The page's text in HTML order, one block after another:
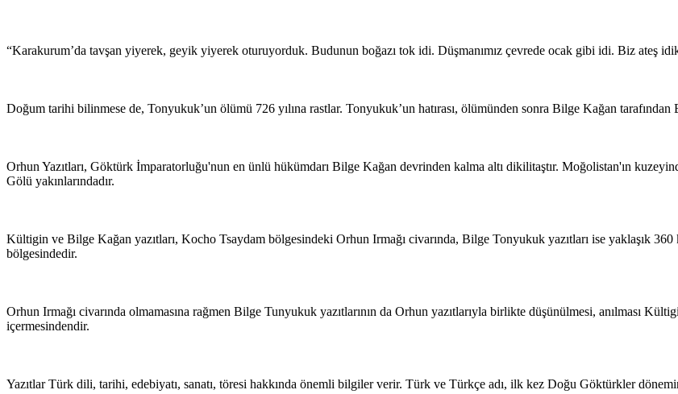
“Karakurum’da tavşan yiyerek, geyik yiyerek oturuyorduk. Budunun boğazı tok idi. Düşmanımız çevrede ocak gibi idi. Biz ateş
Doğum tarihi bilinmese de, Tonyukuk’un ölümü 726 yılına rastlar. Tonyukuk’un hatırası, ölümünden sonra Bilge Kağan tarafından
Orhun Yazıtları, Göktürk İmparatorluğu'nun en ünlü hükümdarı Bilge Kağan devrinden kalma altı dikilitaştır. Moğolistan'ın
Gölü yakınlarındadır.
Kültigin ve Bilge Kağan yazıtları, Kocho Tsaydam bölgesindeki Orhun Irmağı civarında, Bilge Tonyukuk yazıtları ise yaklaşık
bölgesindedir.
Orhun Irmağı civarında olmamasına rağmen Bilge Tunyukuk yazıtlarının da Orhun yazıtlarıyla birlikte düşünülmesi, anılması
içermesindendir.
Yazıtlar Türk dili, tarihi, edebiyatı, sanatı, töresi hakkında önemli bilgiler verir. Türk ve Türkçe adı, ilk kez Doğu Göktürkler